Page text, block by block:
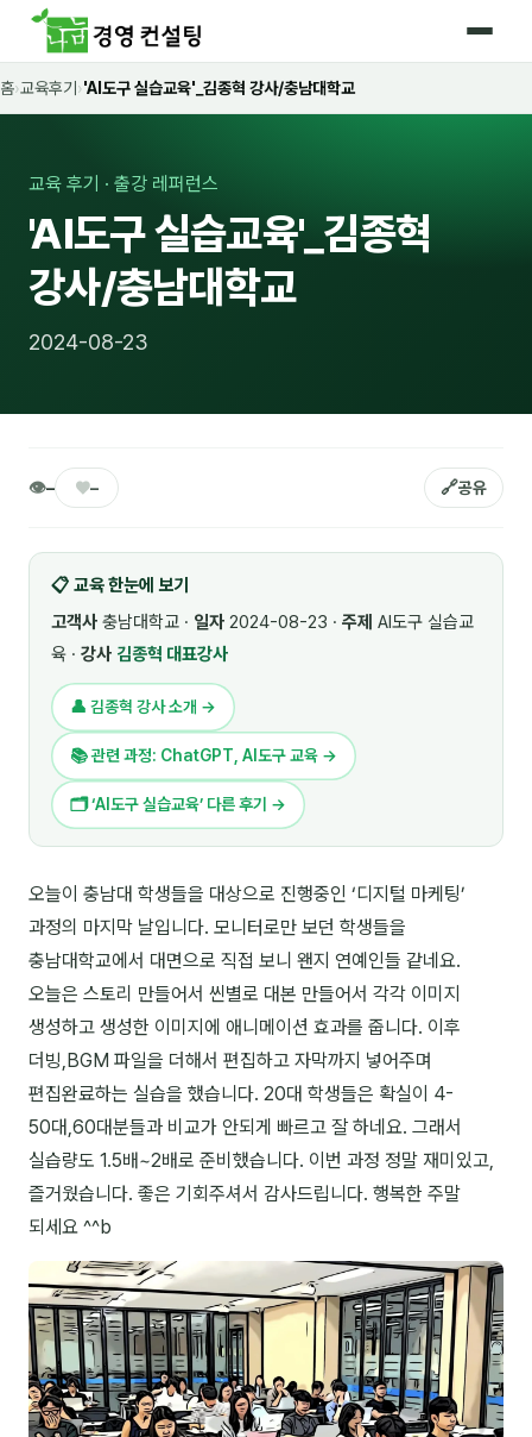
홈
🤖 AI · IT 교육
📈 마케팅 · 영업
🤝 B2B 세일즈
🌏 글로벌 비즈니스
4
🏭 산업 특화
🎬 영상 · 콘텐츠
📊 프레젠테이션 · 기획
🚀 창업 · 커리어
👥 리더십 · 조직
📚 인문학 · 교양
🤲 협력강사 과정
온라인강의 NEW
📈 B2B 마케팅
🤖 AI 실무
🧭 기획·전략 1
강사
김종혁
구자룡
홈›교육후기 ›'AI도구 실습교육'_김종혁 강사/충남대학교
교육 후기 · 출강 레퍼런스
'AI도구 실습교육'_김종혁
강사/충남대학교
2024-08-23
👁– ♥– 🔗공유
📋 교육 한눈에 보기
고객사 충남대학교 · 일자 2024-08-23 · 주제 AI도구 실습교
육 · 강사 김종혁 대표강사
👤 김종혁 강사 소개 →
📚 관련 과정: ChatGPT, AI도구 교육 →
🗂 ‘AI도구 실습교육’ 다른 후기 →
오늘이 충남대 학생들을 대상으로 진행중인 ‘디지털 마케팅’
과정의 마지막 날입니다. 모니터로만 보던 학생들을
충남대학교에서 대면으로 직접 보니 왠지 연예인들 같네요.
오늘은 스토리 만들어서 씬별로 대본 만들어서 각각 이미지
생성하고 생성한 이미지에 애니메이션 효과를 줍니다. 이후
더빙,BGM 파일을 더해서 편집하고 자막까지 넣어주며
편집완료하는 실습을 했습니다. 20대 학생들은 확실이 4-
50대,60대분들과 비교가 안되게 빠르고 잘 하네요. 그래서
실습량도 1.5배~2배로 준비했습니다. 이번 과정 정말 재미있고,
즐거웠습니다. 좋은 기회주셔서 감사드립니다. 행복한 주말
되세요 ^^b